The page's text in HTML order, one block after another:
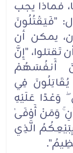
فماذا يجب
"فَيَقْتُلُونَ
يمكن أن
تَقتلوا، "إِنَّ
أَنفُسَهُمْ
فِي
وَعْدًا عَلَيْهِ
وَمَنْ أَوْفَىٰ
الَّذِي